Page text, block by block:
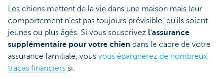
Les chiens mettent de la vie dans une maison mais leur
comportement n'est pas toujours prévisible, qu'ils soient
jeunes ou plus âgés. Si vous souscrivez l'assurance
supplémentaire pour votre chien dans le cadre de votre
assurance familiale, vous vous épargnerez de nombreux
tracas financiers si: